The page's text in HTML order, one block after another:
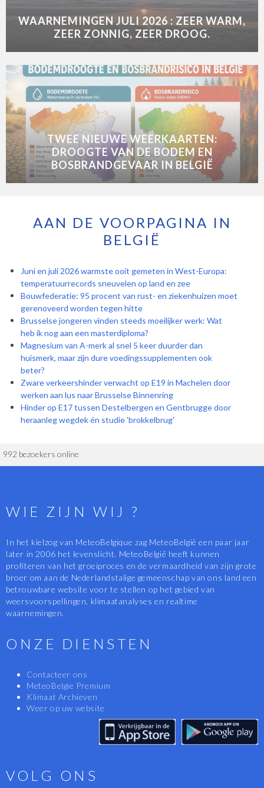
WAARNEMINGEN JULI 2026 : ZEER WARM,
ZEER ZONNIG, ZEER DROOG.
TWEE NIEUWE WEERKAARTEN:
DROOGTE VAN DE BODEM EN
BOSBRANDGEVAAR IN BELGIË
AAN DE VOORPAGINA IN
BELGIË
Juni en juli 2026 warmste ooit gemeten in West-Europa:
temperatuurrecords sneuvelen op land en zee
Bouwfederatie: 95 procent van rust- en ziekenhuizen moet
gerenoveerd worden tegen hitte
Brusselse jongeren vinden steeds moeilijker werk: Wat
heb ik nog aan een masterdiploma?
Magnesium van A-merk al snel 5 keer duurder dan
huismerk, maar zijn dure voedingssupplementen ook
beter?
Zware verkeershinder verwacht op E19 in Machelen door
werken aan lus naar Brusselse Binnenring
Hinder op E17 tussen Destelbergen en Gentbrugge door
heraanleg wegdek én studie 'brokkelbrug'
992 bezoekers online
WIE ZIJN WIJ ?
In het kielzog van MeteoBelgique zag MeteoBelgië een paar jaar
later in 2006 het levenslicht. MeteoBelgië heeft kunnen
profiteren van het groeiproces en de vermaardheid van zijn grote
broer om aan de Nederlandstalige gemeenschap van ons land een
betrouwbare website voor te stellen op het gebied van
weersvoorspellingen, klimaatanalyses en realtime
waarnemingen.
ONZE DIENSTEN
Contacteer ons
MeteoBelgie Premium
Klimaat Archieven
Weer op uw website
VOLG ONS